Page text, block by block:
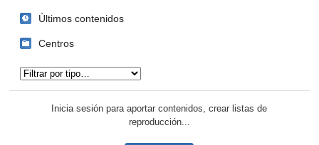
Últimos contenidos
Centros
Inicia sesión para aportar contenidos, crear listas de
reproducción...